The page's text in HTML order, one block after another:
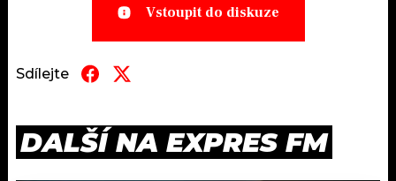
Vstoupit do diskuze
Sdílejte
DALŠÍ NA EXPRES FM